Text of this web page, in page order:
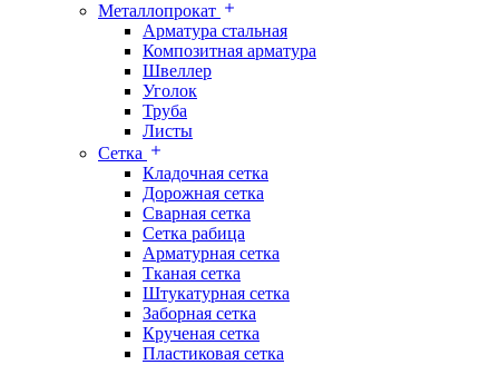
Металлопрокат
Арматура стальная
Композитная арматура
Швеллер
Уголок
Труба
Листы
Сетка
Кладочная сетка
Дорожная сетка
Сварная сетка
Сетка рабица
Арматурная сетка
Тканая сетка
Штукатурная сетка
Заборная сетка
Крученая сетка
Пластиковая сетка